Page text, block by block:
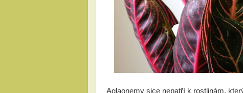
Aglaonemy sice nepatří k rostlinám,